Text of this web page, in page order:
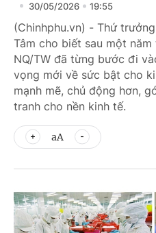
30/05/2026 19:55
(Chinhphu.vn) - Thứ
Tâm cho biết sau một
NQ/TW đã từng bước đi
vọng mới về sức bật cho
mạnh mẽ, chủ động hơn,
tranh cho nền kinh tế.
aA